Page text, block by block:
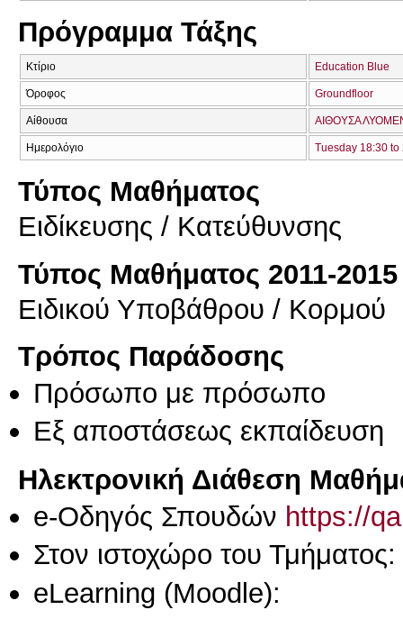
Πρόγραμμα Τάξης
Κτίριο Education Blue
Όροφος Groundfloor
Αίθουσα ΑΙΘΟΥΣΑ
Ημερολόγιο Tuesday 18:30 to
Τύπος Μαθήματος
Eιδίκευσης / Kατεύθυνσης
Τύπος Μαθήματος 2011-2015
Ειδικού Υποβάθρου / Κορμού
Τρόπος Παράδοσης
Πρόσωπο με πρόσωπο
Eξ απoστάσεως εκπαίδευση
Ηλεκτρονική Διάθεση
e-Οδηγός Σπουδών https://
Στον ιστοχώρο του Τμήματος:
eLearning (Moodle):